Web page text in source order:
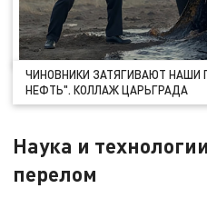
ЧИНОВНИКИ ЗАТЯГИВАЮТ
НЕФТЬ". КОЛЛАЖ ЦАРЬГРАДА
Наука и
перелом